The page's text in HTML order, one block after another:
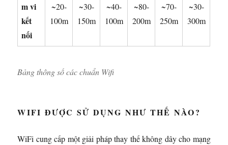
m vi
kết
nối
~20-
100m
~30-
150m
~40-
100m
~80-
200m
~70-
250m
~30-
300m
Bảng thông số các chuẩn Wifi
WIFI ĐƯỢC SỬ DỤNG NHƯ THẾ NÀO?
WiFi cung cấp một giải pháp thay thế không dây cho mạng